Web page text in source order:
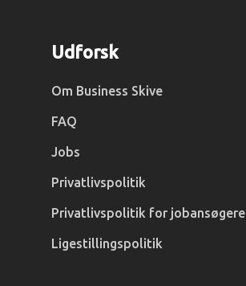
Udforsk
Om Business Skive
FAQ
Jobs
Privatlivspolitik
Privatlivspolitik for jobansøgere
Ligestillingspolitik